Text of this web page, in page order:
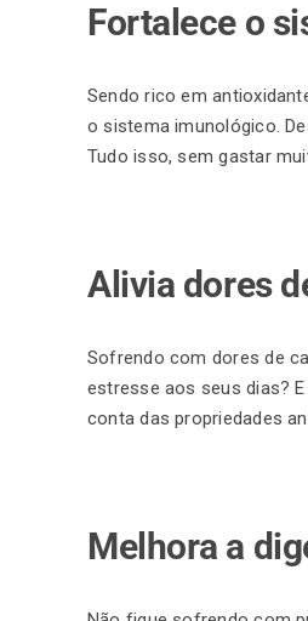
Fortalece o
Sendo rico em
o sistema imunológico.
Tudo isso, sem gastar
Alivia dores
Sofrendo com dores de
estresse aos seus dias?
conta das propriedades
Melhora a